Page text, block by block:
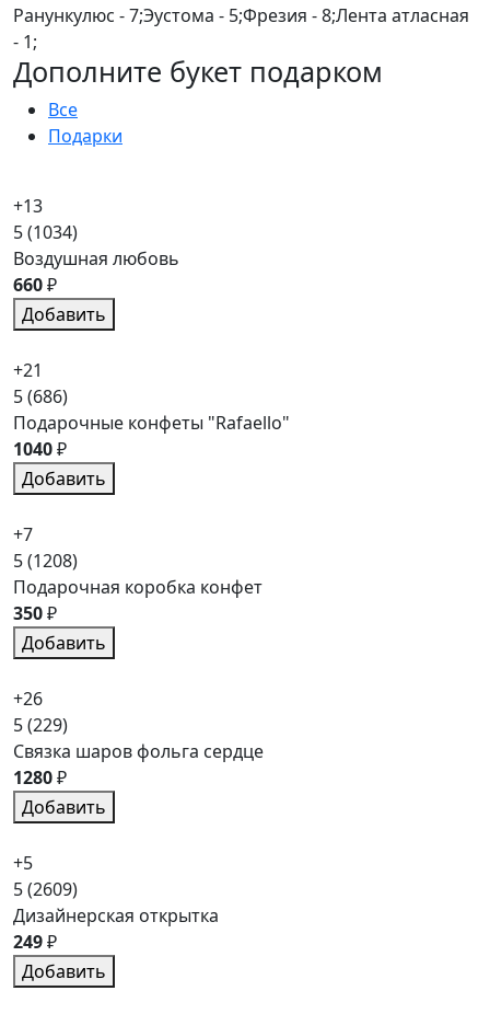
Ранункулюс - 7;Эустома - 5;Фрезия - 8;Лента атласная
- 1;
Дополните букет подарком
Все
Подарки
+13
5(1034)
Воздушная любовь
660₽
Добавить
+21
5(686)
Подарочные конфеты "Rafaello"
1040₽
Добавить
+7
5(1208)
Подарочная коробка конфет
350₽
Добавить
+26
5(229)
Связка шаров фольга сердце
1280₽
Добавить
+5
5(2609)
Дизайнерская открытка
249₽
Добавить